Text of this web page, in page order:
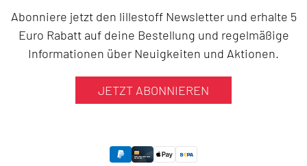
Abonniere jetzt den lillestoff Newsletter und erhalte 5
Euro Rabatt auf deine Bestellung und regelmäßige
Informationen über Neuigkeiten und Aktionen.
JETZT ABONNIEREN